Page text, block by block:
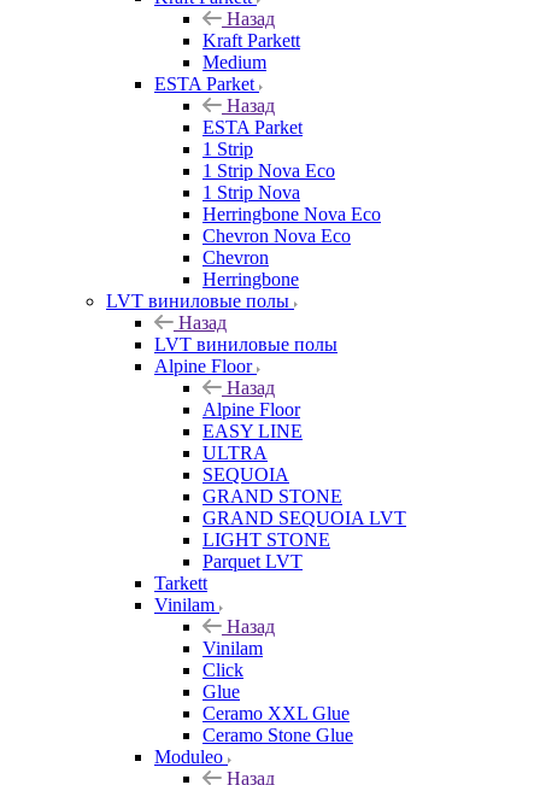
Назад
Kraft Parkett
Medium
ESTA Parket
Назад
ESTA Parket
1 Strip
1 Strip Nova Eco
1 Strip Nova
Herringbone Nova Eco
Chevron Nova Eco
Chevron
Herringbone
LVT виниловые полы
Назад
LVT виниловые полы
Alpine Floor
Назад
Alpine Floor
EASY LINE
ULTRA
SEQUOIA
GRAND STONE
GRAND SEQUOIA LVT
LIGHT STONE
Parquet LVT
Tarkett
Vinilam
Назад
Vinilam
Click
Glue
Ceramo XXL Glue
Ceramo Stone Glue
Moduleo
Назад